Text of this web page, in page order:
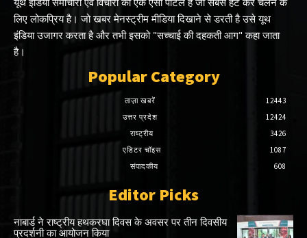
लिए लोकप्रिय है। जो खबर मेनस्ट्रीम मीडिया दिखाने से डरती है उसे यूथ
इंडिया उजागर करता है और तभी इसको "सच्चाई की दहकती आग" कहा जाता
है।
Popular Category
ताज़ा खबरें
12443
उत्तर प्रदेश
12424
राष्ट्रीय
3426
एडिटर चॉइस
1087
संपादकीय
608
Editor Picks
नाबार्ड ने राष्ट्रीय हथकरघा दिवस के अवसर पर तीन दिवसीय
प्रदर्शनी का आयोजन किया